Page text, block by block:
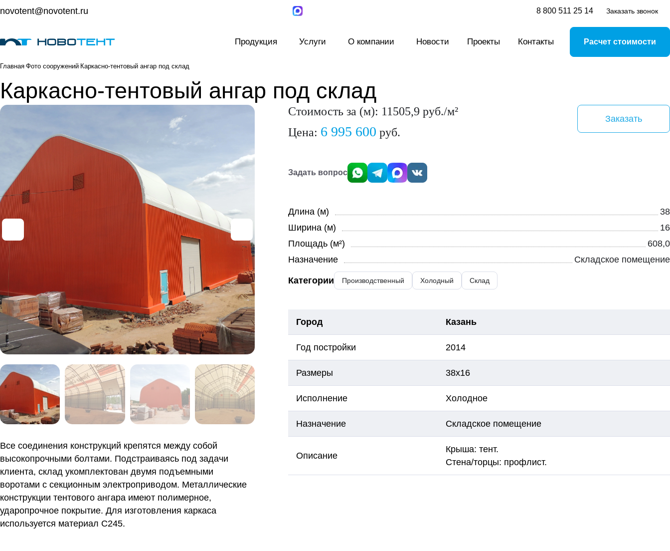
novotent@novotent.ru 8 800 511 25 14 Заказать звонок
Продукция Услуги О компании Новости Проекты Контакты Расчет стоимости
Главная Фото сооружений Каркасно-тентовый ангар под склад
Каркасно-тентовый ангар под склад
Все соединения конструкций крепятся между собой
высокопрочными болтами. Подстраиваясь под задачи
клиента, склад укомплектован двумя подъемными
воротами с секционным электроприводом. Металлические
конструкции тентового ангара имеют полимерное,
ударопрочное покрытие. Для изготовления каркаса
используется материал С245.
Стоимость за (м): 11505,9 руб./м²
Цена: 6 995 600 руб.
Заказать
Задать вопрос
Длина (м)
38
Ширина (м)
16
Площадь (м²)
608,0
Назначение
Складское помещение
Категории Производственный Холодный Склад
Город Казань
Год постройки 2014
Размеры 38х16
Исполнение Холодное
Назначение Складское помещение
Описание
Крыша: тент.
Стена/торцы: профлист.